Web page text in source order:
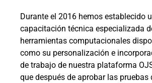
Durante el 2016 hemos establecido
capacitación técnica especializada
herramientas computacionales
como su personalización e
de trabajo de nuestra plataforma
que después de aprobar las pruebas